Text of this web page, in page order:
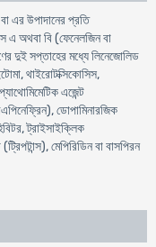
এর উপাদানের প্রতি
এ অথবা বি (ফেনেলজিন বা
দুই সপ্তাহের মধ্যে লিনেজোলিড
থাইরোটক্সিকোসিস,
এজেন্ট
ডোপামিনারজিক
ট্রাইসাইক্লিক
মেপিরিডিন বা বাসপিরন